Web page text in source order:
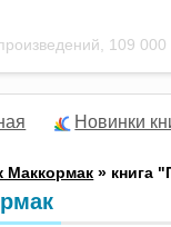
109 000
Новинки
Маккормак » книга